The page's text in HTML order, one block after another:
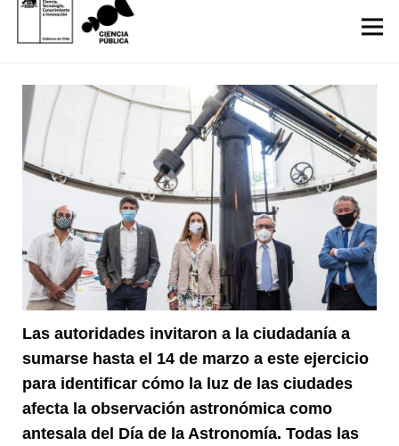
Las autoridades invitaron a la ciudadanía a
sumarse hasta el 14 de marzo a este ejercicio
para identificar cómo la luz de las ciudades
afecta la observación astronómica como
antesala del Día de la Astronomía. Todas las